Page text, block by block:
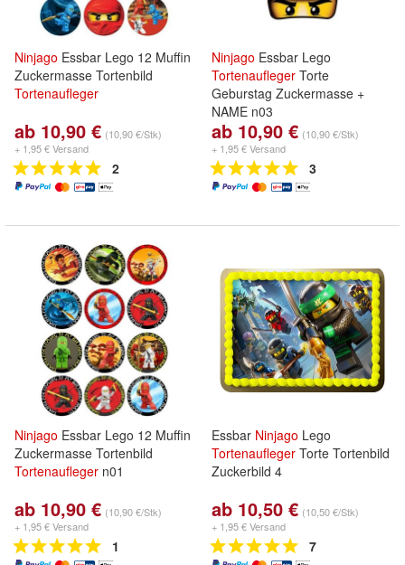
Ninjago Essbar Lego 12 Muffin
Zuckermasse Tortenbild
Tortenaufleger
ab 10,90 € (10,90 €/Stk)
+ 1,95 € Versand
2
Ninjago Essbar Lego
Tortenaufleger Torte
Geburstag Zuckermasse +
NAME n03
ab 10,90 € (10,90 €/Stk)
+ 1,95 € Versand
3
Ninjago Essbar Lego 12 Muffin
Zuckermasse Tortenbild
Tortenaufleger n01
ab 10,90 € (10,90 €/Stk)
+ 1,95 € Versand
1
Essbar Ninjago Lego
Tortenaufleger Torte Tortenbild
Zuckerbild 4
ab 10,50 € (10,50 €/Stk)
+ 1,95 € Versand
7